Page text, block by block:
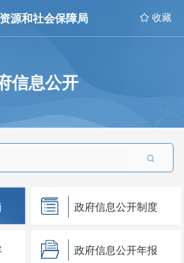
源和社会保障局  收藏
信息公开

政府信息公开制度
政府信息公开年报